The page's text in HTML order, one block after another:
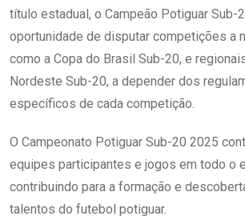
título estadual, o Campeão Potiguar Sub-
oportunidade de disputar competições a
como a Copa do Brasil Sub-20, e
Nordeste Sub-20, a depender dos
específicos de cada competição.
O Campeonato Potiguar Sub-20 2025
equipes participantes e jogos em todo o
contribuindo para a formação e
talentos do futebol potiguar.